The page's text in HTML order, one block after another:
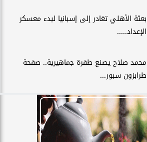
بعثة الأهلي تغادر إلى إسبانيا لبدء معسكر
الإعداد.....
محمد صلاح يصنع طفرة جماهيرية.. صفحة
طرابزون سبور...